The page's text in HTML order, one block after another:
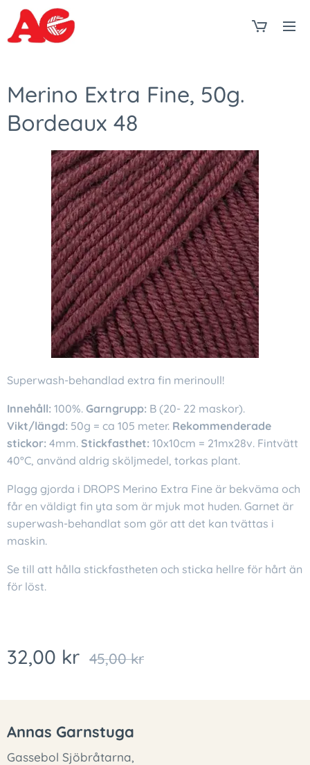
Merino Extra Fine, 50g.
Bordeaux 48
Superwash-behandlad extra fin merinoull!
Innehåll: 100%. Garngrupp: B (20- 22 maskor).
Vikt/längd: 50g = ca 105 meter. Rekommenderade
stickor: 4mm. Stickfasthet: 10x10cm = 21mx28v. Fintvätt
40°C, använd aldrig sköljmedel, torkas plant.
Plagg gjorda i DROPS Merino Extra Fine är bekväma och
får en väldigt fin yta som är mjuk mot huden. Garnet är
superwash-behandlat som gör att det kan tvättas i
maskin.
Se till att hålla stickfastheten och sticka hellre för hårt än
för löst.
32,00 kr 45,00kr
Annas Garnstuga
Gassebol Sjöbråtarna,